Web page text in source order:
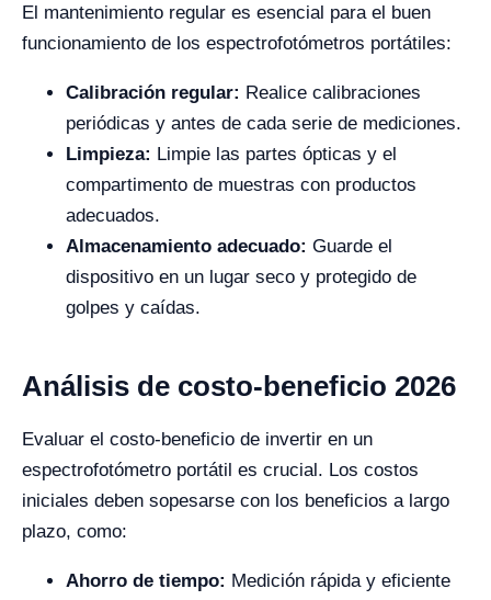
El mantenimiento regular es esencial para el buen
funcionamiento de los espectrofotómetros portátiles:
Calibración regular: Realice calibraciones
periódicas y antes de cada serie de mediciones.
Limpieza: Limpie las partes ópticas y el
compartimento de muestras con productos
adecuados.
Almacenamiento adecuado: Guarde el
dispositivo en un lugar seco y protegido de
golpes y caídas.
Análisis de costo-beneficio 2026
Evaluar el costo-beneficio de invertir en un
espectrofotómetro portátil es crucial. Los costos
iniciales deben sopesarse con los beneficios a largo
plazo, como:
Ahorro de tiempo: Medición rápida y eficiente